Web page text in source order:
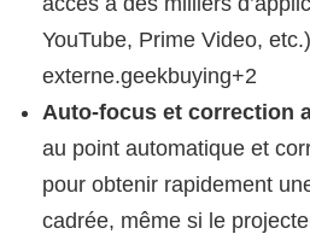
YouTube, Prime Video,
externe.geekbuying+2
Auto-focus et correction
au point automatique et
pour obtenir rapidement
cadrée, même si le